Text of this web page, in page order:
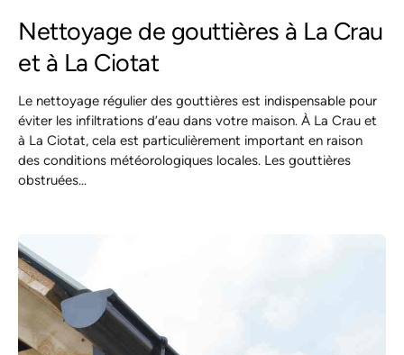
Nettoyage de gouttières à La Crau
et à La Ciotat
Le nettoyage régulier des gouttières est indispensable pour
éviter les infiltrations d’eau dans votre maison. À La Crau et
à La Ciotat, cela est particulièrement important en raison
des conditions météorologiques locales. Les gouttières
obstruées